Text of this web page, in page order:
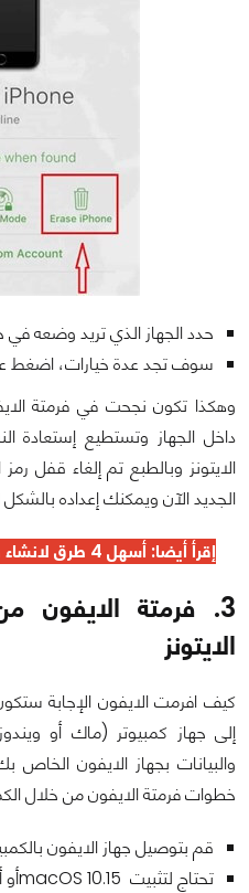
حدد الجهاز الذي تريد وضعه
سوف تجد عدة خيارات، اضغط
وهكذا تكون نجحت في فرمتة
داخل الجهاز وتستطيع إستعادة
الايتونز وبالطبع تم إلغاء قفل
الجديد الآن ويمكنك إعداده
إقرأ أيضا: أسهل 4 طرق ل
3. فرمتة الايفون
الايتونز
كيف افرمت الايفون الإجابة
إلى جهاز كمبيوتر (ماك أو
والبيانات بجهاز الايفون
خطوات فرمتة الايفون من خلال
قم بتوصيل جهاز الايفون
تحتاج لتثبيت macOS 10.15أو أحدث على جهاز الماك